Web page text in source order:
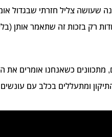
שעושה צליל חזרתי שבגדול
רק בזכות זה שתאמר אותן
מתכוונים כשאנחנו אומרים
ומתעללים בכלב עם